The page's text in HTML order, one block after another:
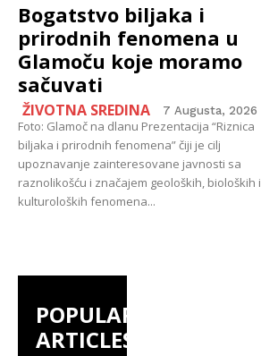
Bogatstvo biljaka i
prirodnih fenomena u
Glamoču koje moramo
sačuvati
ŽIVOTNA SREDINA 7 Augusta, 2026
Foto: Glamoč na dlanu Prezentacija “Riznica
biljaka i prirodnih fenomena” čiji je cilj
upoznavanje zainteresovane javnosti sa
raznolikošću i značajem geoloških, bioloških i
kulturoloških fenomena...
POPULAR
ARTICLES